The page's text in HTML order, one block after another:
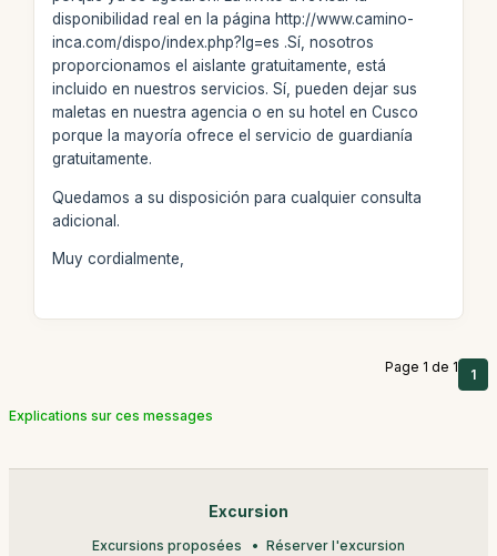
disponibilidad real en la página http://www.camino-
inca.com/dispo/index.php?lg=es .Sí, nosotros
proporcionamos el aislante gratuitamente, está
incluido en nuestros servicios. Sí, pueden dejar sus
maletas en nuestra agencia o en su hotel en Cusco
porque la mayoría ofrece el servicio de guardianía
gratuitamente.
Quedamos a su disposición para cualquier consulta
adicional.
Muy cordialmente,
Page 1 de 1 1
Explications sur ces messages
Excursion
Excursions proposées Réserver l'excursion